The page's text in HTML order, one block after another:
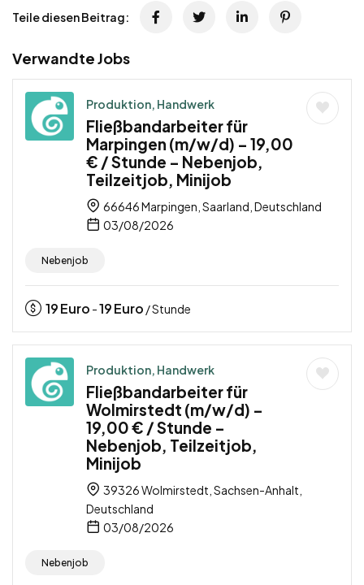
Teile diesen Beitrag:
Verwandte Jobs
Produktion, Handwerk
Fließbandarbeiter für
Marpingen (m/w/d) – 19,00
€ / Stunde – Nebenjob,
Teilzeitjob, Minijob
66646 Marpingen, Saarland, Deutschland
03/08/2026
Nebenjob
19Euro -19Euro / Stunde
Produktion, Handwerk
Fließbandarbeiter für
Wolmirstedt (m/w/d) –
19,00 € / Stunde –
Nebenjob, Teilzeitjob,
Minijob
39326 Wolmirstedt, Sachsen-Anhalt,
Deutschland
03/08/2026
Nebenjob